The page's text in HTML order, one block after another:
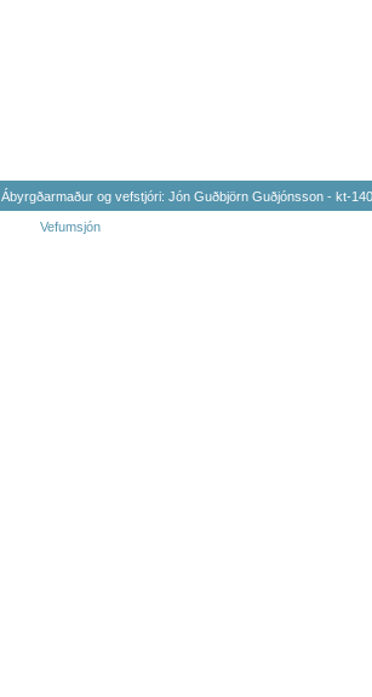
Ábyrgðarmaður og vefstjóri: Jón Guðbjörn Guðjónsson - kt-
Vefumsjón